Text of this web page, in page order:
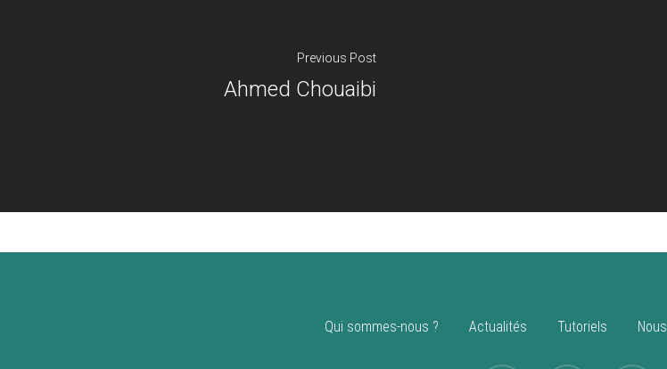
Previous Post
Ahmed Chouaibi
Qui sommes-nous ? Actualités Tutoriels